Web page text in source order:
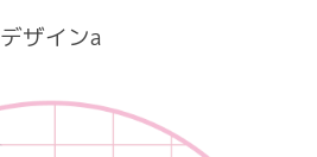
デザインa